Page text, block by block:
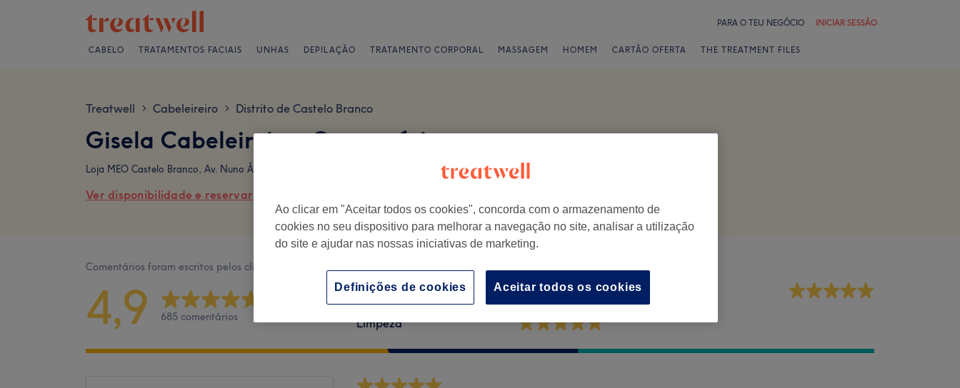
PARA O TEU NEGÓCIO INICIAR SESSÃO
CABELO TRATAMENTOS FACIAIS UNHAS DEPILAÇÃO TRATAMENTO CORPORAL MASSAGEM HOMEM CARTÃO OFERTA THE TREATMENT FILES
Treatwell > Cabeleireiro > Distrito de Castelo Branco
Gisela Cabeleireiros Comentários
Loja MEO Castelo Branco, Av. Nuno Álvares 29, 6000-083 Castelo Branco, Portugal
Ver disponibilidade e reservar online
Comentários foram escritos pelos clientes após a visita.
4,9 685 comentários
Ambiente
Limpeza
Empregados
Ao clicar em "Aceitar todos os cookies", concorda com o armazenamento de
cookies no seu dispositivo para melhorar a navegação no site, analisar a utilização
do site e ajudar nas nossas iniciativas de marketing.
Aceitar todos os cookies
Definições de cookies